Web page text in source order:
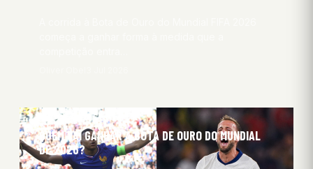
QUEM VAI GANHAR A BOTA DE OURO DO MUNDIAL
DE 2026?